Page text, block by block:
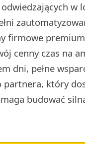
w
firmowe
cenny czas na
dni, pełne
partnera, który
budować